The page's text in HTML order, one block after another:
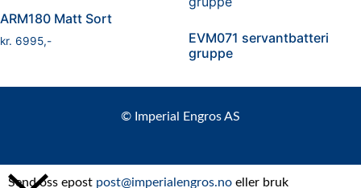
ARM180 Matt Sort
kr 6995
EVM071 servantbatteri
gruppe
© Imperial Engros AS
Send oss epost post@imperialengros.no eller bruk